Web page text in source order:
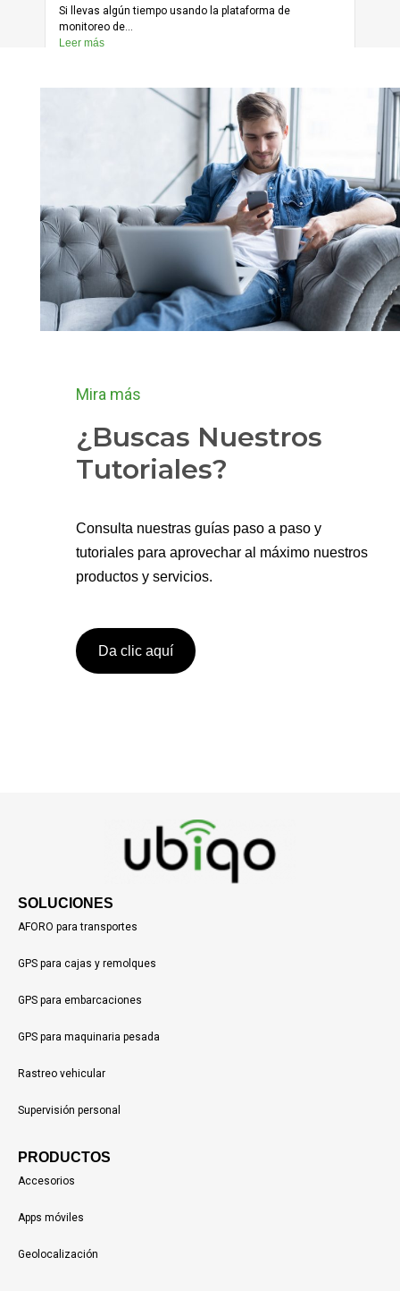
Si llevas algún tiempo usando la plataforma de
monitoreo de...
Leer más
Mira más
¿Buscas Nuestros
Tutoriales?
Consulta nuestras guías paso a paso y
tutoriales para aprovechar al máximo nuestros
productos y servicios.
Da clic aquí
SOLUCIONES
AFORO para transportes
GPS para cajas y remolques
GPS para embarcaciones
GPS para maquinaria pesada
Rastreo vehicular
Supervisión personal
PRODUCTOS
Accesorios
Apps móviles
Geolocalización